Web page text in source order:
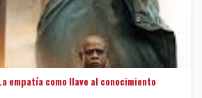
empatía como llave al conocimiento